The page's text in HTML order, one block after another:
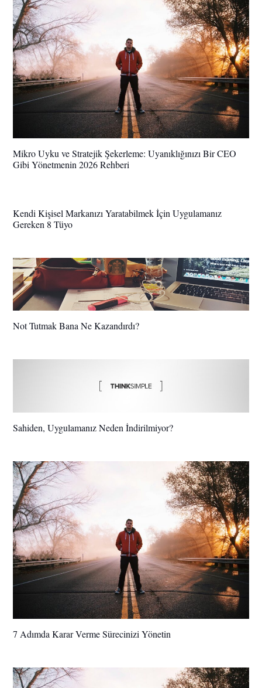
Mikro Uyku ve Stratejik Şekerleme: Uyanıklığınızı Bir CEO
Gibi Yönetmenin 2026 Rehberi
Kendi Kişisel Markanızı Yaratabilmek İçin Uygulamanız
Gereken 8 Tüyo
Not Tutmak Bana Ne Kazandırdı?
Sahiden, Uygulamanız Neden İndirilmiyor?
7 Adımda Karar Verme Sürecinizi Yönetin